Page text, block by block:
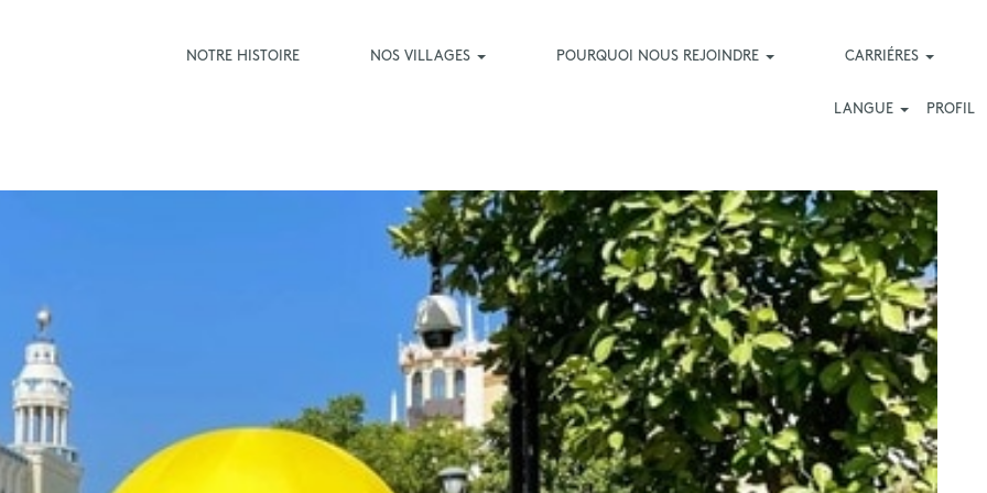
NOTRE HISTOIRE NOS VILLAGES POURQUOI NOUS REJOINDRE CARRIÉRES
LANGUE PROFIL